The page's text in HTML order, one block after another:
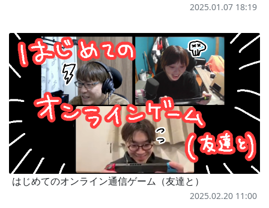
2025.01.07 18:19
はじめてのオンライン通信ゲーム（友達と）
2025.02.20 11:00